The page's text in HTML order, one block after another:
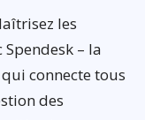
les
– la
connecte tous
des